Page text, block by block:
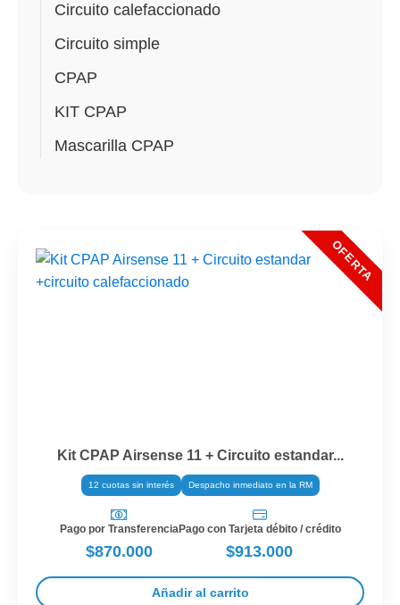
Circuito calefaccionado
Circuito simple
CPAP
KIT CPAP
Mascarilla CPAP
Kit CPAP Airsense 11 + Circuito estandar...
12 cuotas sin interés Despacho inmediato en la RM
Pago por Transferencia
$870.000
Pago con Tarjeta débito / crédito
$913.000
Añadir al carrito